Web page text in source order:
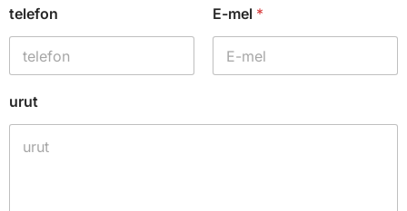
telefon E-mel *
urut